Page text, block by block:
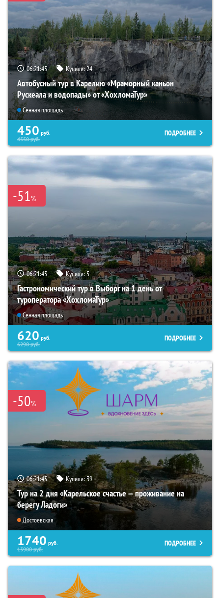
06:21:44 Купили:24
Автобусный тур в Карелию «Мраморный каньон
Рускеала и водопады» от «ХохломаТур»
Сенная площадь
450 руб.
4550руб.
ПОДРОБНЕЕ
-51%
06:21:44 Купили:5
Гастрономический тур в Выборг на 1 день от
туроператора «ХохломаТур»
Сенная площадь
620 руб.
6290руб.
ПОДРОБНЕЕ
-50%
06:21:44 Купили:39
Тур на 2 дня «Карельское счастье — проживание на
берегу Ладоги»
Достоевская
1740 руб.
13900руб.
ПОДРОБНЕЕ